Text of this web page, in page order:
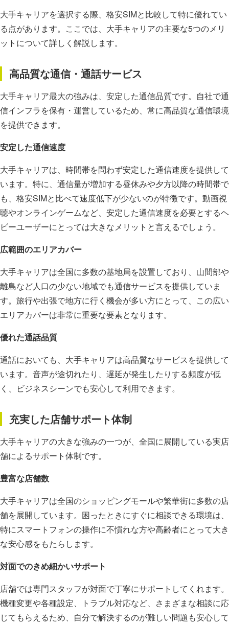
大手キャリアを選択する際、格安SIMと比較して特に優れてい
る点があります。ここでは、大手キャリアの主要な5つのメリ
ットについて詳しく解説します。
高品質な通信・通話サービス
大手キャリア最大の強みは、安定した通信品質です。自社で通
信インフラを保有・運営しているため、常に高品質な通信環境
を提供できます。
安定した通信速度
大手キャリアは、時間帯を問わず安定した通信速度を提供して
います。特に、通信量が増加する昼休みや夕方以降の時間帯で
も、格安SIMと比べて速度低下が少ないのが特徴です。動画視
聴やオンラインゲームなど、安定した通信速度を必要とするヘ
ビーユーザーにとっては大きなメリットと言えるでしょう。
広範囲のエリアカバー
大手キャリアは全国に多数の基地局を設置しており、山間部や
離島など人口の少ない地域でも通信サービスを提供していま
す。旅行や出張で地方に行く機会が多い方にとって、この広い
エリアカバーは非常に重要な要素となります。
優れた通話品質
通話においても、大手キャリアは高品質なサービスを提供して
います。音声が途切れたり、遅延が発生したりする頻度が低
く、ビジネスシーンでも安心して利用できます。
充実した店舗サポート体制
大手キャリアの大きな強みの一つが、全国に展開している実店
舗によるサポート体制です。
豊富な店舗数
大手キャリアは全国のショッピングモールや繁華街に多数の店
舗を展開しています。困ったときにすぐに相談できる環境は、
特にスマートフォンの操作に不慣れな方や高齢者にとって大き
な安心感をもたらします。
対面でのきめ細かいサポート
店舗では専門スタッフが対面で丁寧にサポートしてくれます。
機種変更や各種設定、トラブル対応など、さまざまな相談に応
じてもらえるため、自分で解決するのが難しい問題も安心して